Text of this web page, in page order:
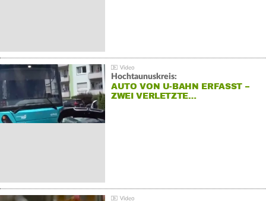
Hochtaunuskreis:
AUTO VON U-BAHN ERFASST –
ZWEI VERLETZTE…